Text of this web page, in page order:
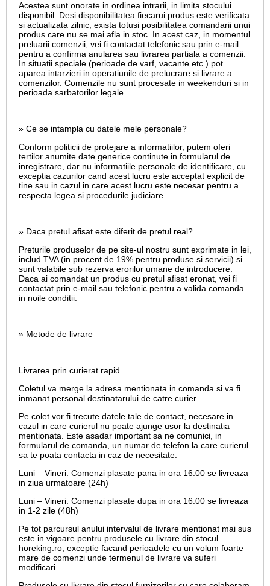
Acestea sunt onorate in ordinea intrarii, in limita stocului
disponibil. Desi disponibilitatea fiecarui produs este verificata
si actualizata zilnic, exista totusi posibilitatea comandarii unui
produs care nu se mai afla in stoc. In acest caz, in momentul
preluarii comenzii, vei fi contactat telefonic sau prin e-mail
pentru a confirma anularea sau livrarea partiala a comenzii.
In situatii speciale (perioade de varf, vacante etc.) pot
aparea intarzieri in operatiunile de prelucrare si livrare a
comenzilor. Comenzile nu sunt procesate in weekenduri si in
perioada sarbatorilor legale.
» Ce se intampla cu datele mele personale?
Conform politicii de protejare a informatiilor, putem oferi
tertilor anumite date generice continute in formularul de
inregistrare, dar nu informatiile personale de identificare, cu
exceptia cazurilor cand acest lucru este acceptat explicit de
tine sau in cazul in care acest lucru este necesar pentru a
respecta legea si procedurile judiciare.
» Daca pretul afisat este diferit de pretul real?
Preturile produselor de pe site-ul nostru sunt exprimate in lei,
includ TVA (in procent de 19% pentru produse si servicii) si
sunt valabile sub rezerva erorilor umane de introducere.
Daca ai comandat un produs cu pretul afisat eronat, vei fi
contactat prin e-mail sau telefonic pentru a valida comanda
in noile conditii.
» Metode de livrare
Livrarea prin curierat rapid
Coletul va merge la adresa mentionata in comanda si va fi
inmanat personal destinatarului de catre curier.
Pe colet vor fi trecute datele tale de contact, necesare in
cazul in care curierul nu poate ajunge usor la destinatia
mentionata. Este asadar important sa ne comunici, in
formularul de comanda, un numar de telefon la care curierul
sa te poata contacta in caz de necesitate.
Luni – Vineri: Comenzi plasate pana in ora 16:00 se livreaza
in ziua urmatoare (24h)
Luni – Vineri: Comenzi plasate dupa in ora 16:00 se livreaza
in 1-2 zile (48h)
Pe tot parcursul anului intervalul de livrare mentionat mai sus
este in vigoare pentru produsele cu livrare din stocul
horeking.ro, exceptie facand perioadele cu un volum foarte
mare de comenzi unde termenul de livrare va suferi
modificari.